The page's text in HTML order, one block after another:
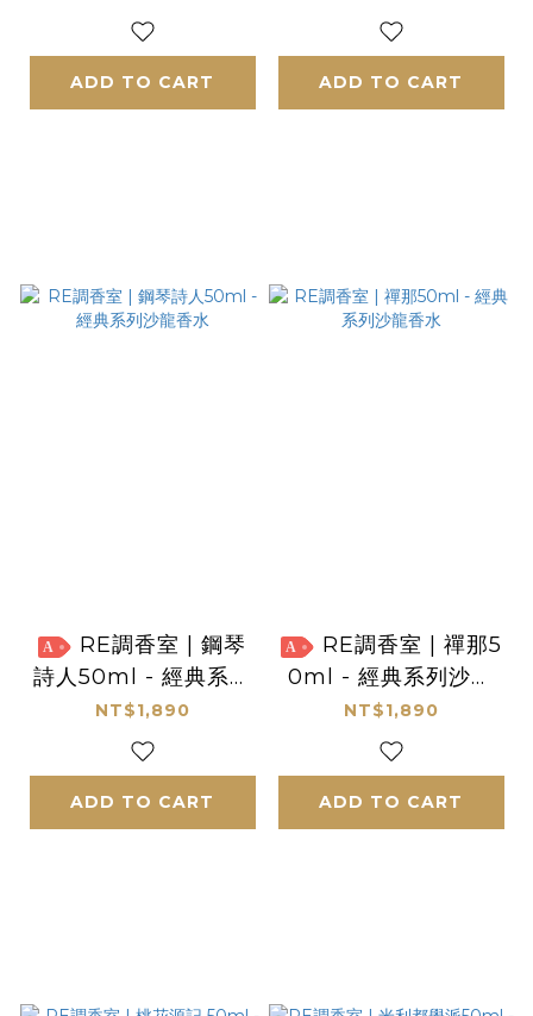
ADD TO CART ADD TO CART
A
詩人50ml - 經典系列
沙龍香水
NT$1,890
ADD TO CART
A
0ml - 經典系列沙龍
香水
NT$1,890
ADD TO CART